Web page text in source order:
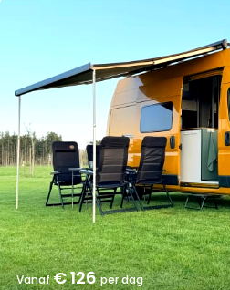
Vanaf€ 126per dag